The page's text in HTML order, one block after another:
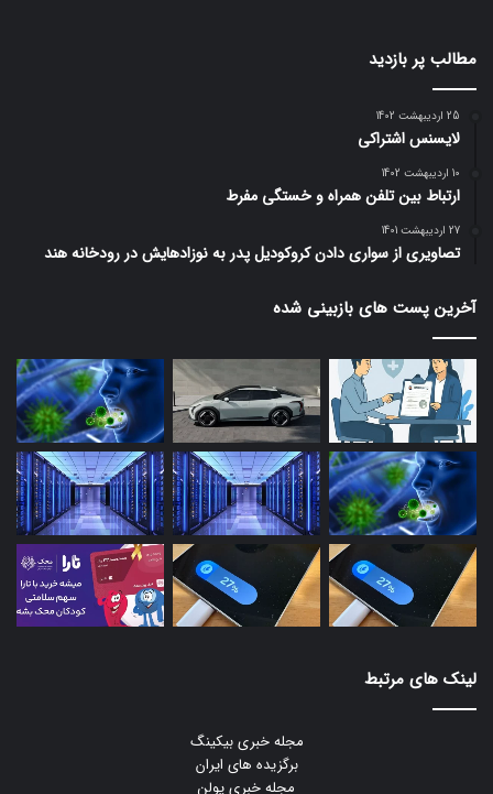
مطالب پر بازدید
25 اردیبهشت 1402
لایسنس اشتراکی
10 اردیبهشت 1402
ارتباط بین تلفن همراه و خستگی مفرط
27 اردیبهشت 1401
تصاویری از سواری دادن کروکودیل پدر به نوزادهایش در رودخانه هند
آخرین پست های بازبینی شده
لینک های مرتبط
مجله خبری بیکینگ
برگزیده های ایران
مجله خبری یولن